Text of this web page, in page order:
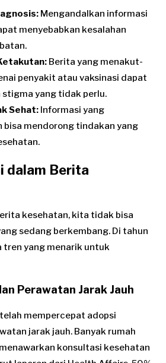
Mengandalkan informasi
menyebabkan kesalahan
Berita yang menakut-
penyakit atau vaksinasi dapat
yang tidak perlu.
Sehat: Informasi yang
bisa mendorong tindakan yang
dalam Berita
kesehatan, kita tidak bisa
sedang berkembang. Di tahun
tren yang menarik untuk
Perawatan Jarak Jauh
mempercepat adopsi
jarak jauh. Banyak rumah
konsultasi kesehatan